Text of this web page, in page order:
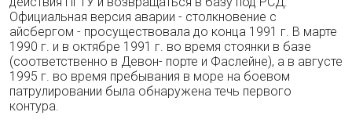
Официальная версия аварии - столкновение с
айсбергом - просуществовала до конца 1991 г. В марте
1990 г. и в октябре 1991 г. во время стоянки в базе
(соответственно в Девон- порте и Фаслейне), а в августе
1995 г. во вре­мя пребывания в море на боевом
патрулирова­нии была обнаружена течь первого
контура.